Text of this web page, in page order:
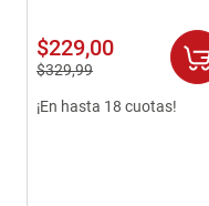
$229,00
$329,99
¡En hasta 18 cuotas!
comoda
havana master